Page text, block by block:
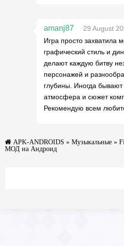
amanj87
29 August
Игра просто захватила
графический стиль и
делают каждую битву
персонажей и
глубины. Иногда
атмосфера и сюжет
Рекомендую всем
APK-ANDROIDS » Музыкальные »
МОД на Андроид